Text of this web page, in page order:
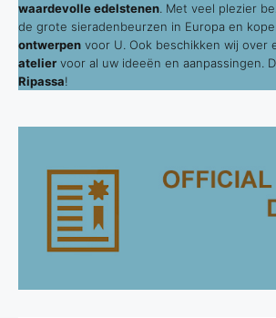
waardevolle edelstenen . Met veel plezier
de grote sieradenbeurzen in Europa en
ontwerpen voor U. Ook beschikken wij over
atelier voor al uw ideeën en aanpassingen.
Ripassa!